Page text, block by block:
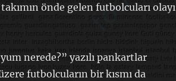
önde gelen futbolcuları olayı
nerede?” yazılı pankartlar
futbolcuların bir kısmı da